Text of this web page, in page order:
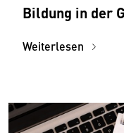
Bildung in der
Weiterlesen